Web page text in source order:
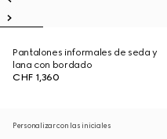
Pantalones informales de seda y
lana con bordado
CHF 1,360
Personalizar con las iniciales